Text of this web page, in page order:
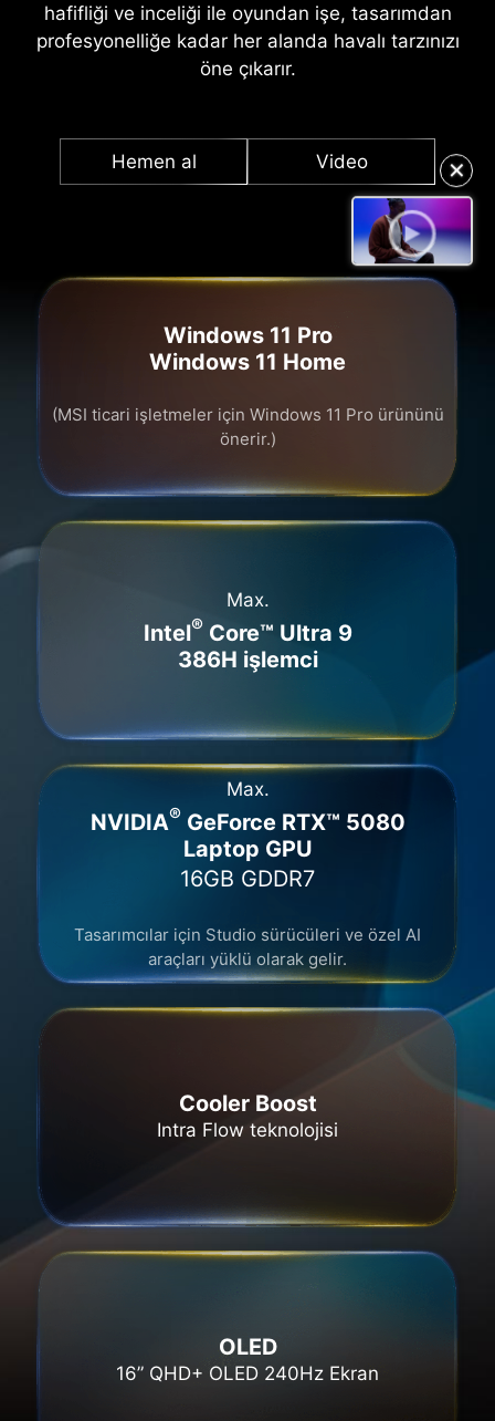
✕
hafifliği ve inceliği ile oyundan işe, tasarımdan
profesyonelliğe kadar her alanda havalı tarzınızı
öne çıkarır.
Hemen al Video
Windows 11 Pro
Windows 11 Home
(MSI ticari işletmeler için Windows 11 Pro ürününü
önerir.)
Max.
Intel®Core™ Ultra 9
386H işlemci
Max.
NVIDIA®GeForce RTX™ 5080
Laptop GPU
16GB GDDR7​
Tasarımcılar için Studio sürücüleri ve özel AI
araçları yüklü olarak gelir.
Cooler Boost
Intra Flow teknolojisi
OLED
16” QHD+ OLED 240Hz Ekran